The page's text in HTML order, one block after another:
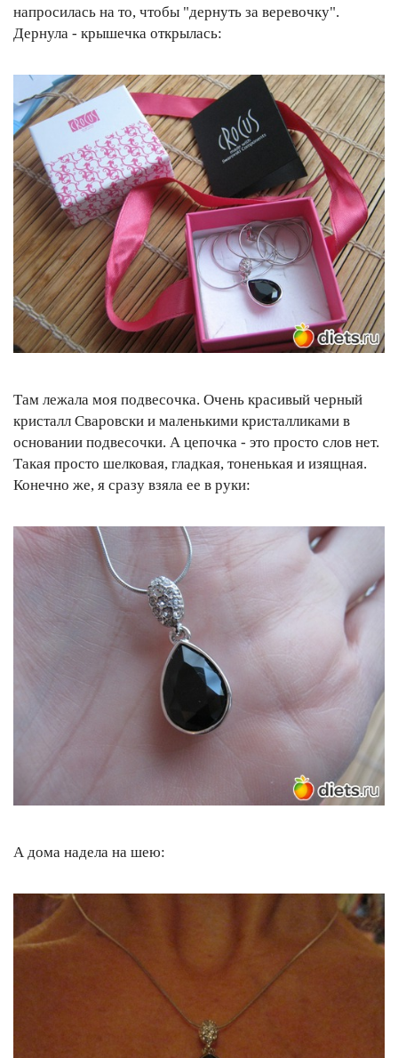
напросилась на то, чтобы "дернуть за веревочку".
Дернула - крышечка открылась:
Там лежала моя подвесочка. Очень красивый черный
кристалл Сваровски и маленькими кристалликами в
основании подвесочки. А цепочка - это просто слов нет.
Такая просто шелковая, гладкая, тоненькая и изящная.
Конечно же, я сразу взяла ее в руки:
А дома надела на шею: